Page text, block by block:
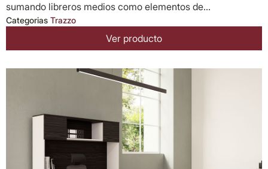
sumando libreros medios como elementos de...
Categorias Trazzo
Ver producto